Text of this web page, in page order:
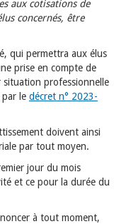
aux cotisations de
concernés, être
qui permettra aux élus
prise en compte de
professionnelle
par le décret n° 2023-
doivent ainsi
par tout moyen.
jour du mois
et ce pour la durée du
à tout moment,